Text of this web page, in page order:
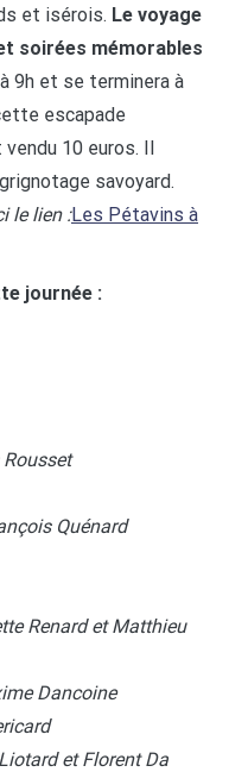
et isérois. Le voyage
soirées mémorables
9h et se terminera à
escapade
10 euros. Il
savoyard.
le lien :Les Pétavins à
journée :
Quénard
Renard et Matthieu
Dancoine
et Florent Da